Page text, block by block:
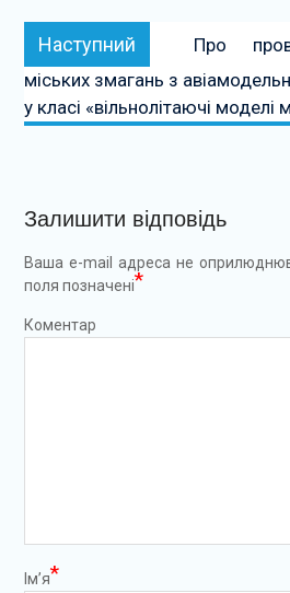
Наступний Наступний:
Про
міських змагань з
у класі «вільнолітаючі
Залишити відповідь
Ваша e-mail адреса не
поля позначені*
Коментар
Ім’я*